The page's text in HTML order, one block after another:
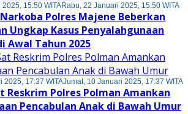
15:50 WITARabu, 22 Januari 2025, 15:50 WITA
Polres Majene Beberkan
Ungkap Kasus Penyalahgunaan
Awal Tahun 2025
2025, 17:37 WITAJumat, 10 Januari 2025, 17:37 WITA
Reskrim Polres Polman Amankan
Pencabulan Anak di Bawah Umur